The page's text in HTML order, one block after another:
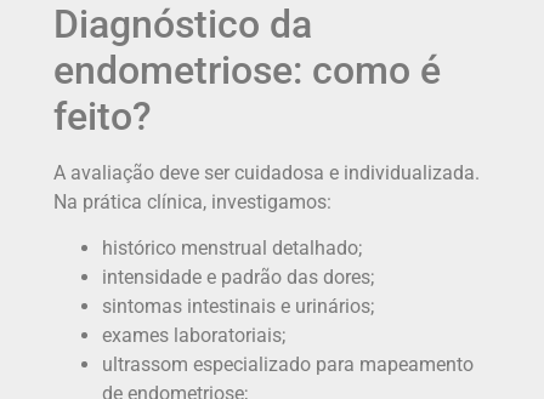
Diagnóstico da
endometriose: como é
feito?
A avaliação deve ser cuidadosa e individualizada.
Na prática clínica, investigamos:
histórico menstrual detalhado;
intensidade e padrão das dores;
sintomas intestinais e urinários;
exames laboratoriais;
ultrassom especializado para mapeamento
de endometriose;